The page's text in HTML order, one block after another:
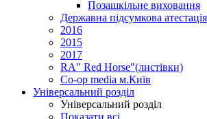
Позашкільне виховання
Державна підсумкова атестація
2016
2015
2017
RA" Red Horse"(листівки)
Co-op media м.Київ
Універсальний розділ
Універсальний розділ
Показати всі